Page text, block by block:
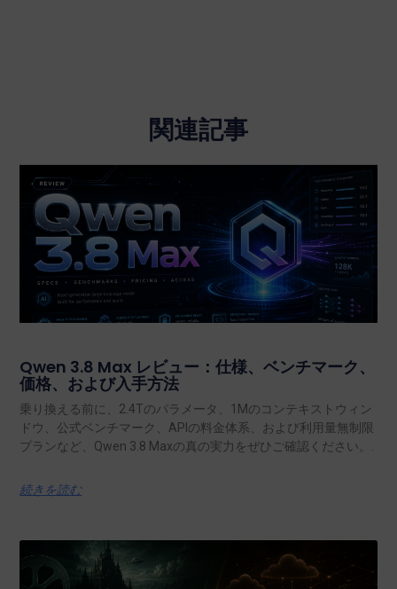
関連記事
Qwen 3.8 Max レビュー：仕様、ベンチマーク、
価格、および入手方法
乗り換える前に、2.4Tのパラメータ、1Mのコンテキストウィン
ドウ、公式ベンチマーク、APIの料金体系、および利用量無制限
プランなど、Qwen 3.8 Maxの真の実力をぜひご確認ください。.
続きを読む